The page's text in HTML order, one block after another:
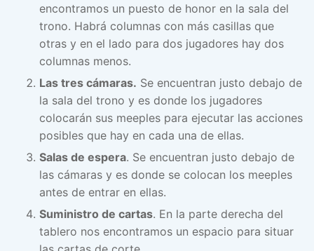
encontramos un puesto de honor en la sala del
trono. Habrá columnas con más casillas que
otras y en el lado para dos jugadores hay dos
columnas menos.
Las tres cámaras. Se encuentran justo debajo de
la sala del trono y es donde los jugadores
colocarán sus meeples para ejecutar las acciones
posibles que hay en cada una de ellas.
Salas de espera. Se encuentran justo debajo de
las cámaras y es donde se colocan los meeples
antes de entrar en ellas.
Suministro de cartas. En la parte derecha del
tablero nos encontramos un espacio para situar